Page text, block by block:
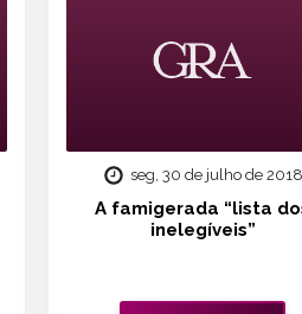
seg, 30 de julho de 2018
A famigerada “lista
inelegíveis”